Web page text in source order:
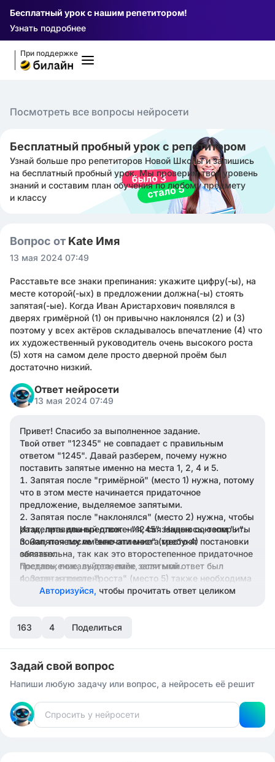
Бесплатный урок с нашим репетитором!
Узнать подробнее
При поддержке
Посмотреть все вопросы нейросети
Бесплатный пробный урок с репетитором
Узнай больше про репетиторов Новой Школы и запишись
на бесплатный пробный урок. Мы проверим твой уровень
знаний и составим план обучения по любому предмету
и классу
Вопрос от Kate Имя
13 мая 2024 07:49
Расставьте все знаки препинания: укажите цифру(-ы), на
месте которой(-ых) в предложении должна(-ы) стоять
запятая(-ые). Когда Иван Аристархович появлялся в
дверях гримёрной (1) он привычно наклонялся (2) и (3)
поэтому у всех актёров складывалось впечатление (4) что
их художественный руководитель очень высокого роста
(5) хотя на самом деле просто дверной проём был
достаточно низкий.
Ответ нейросети
13 мая 2024 07:49
Привет! Спасибо за выполненное задание.
Твой ответ "12345" не совпадает с правильным
ответом "1245". Давай разберем, почему нужно
поставить запятые именно на места 1, 2, 4 и 5.
Запятая после "гримёрной" (место 1) нужна, потому
что в этом месте начинается придаточное
предложение, выделяемое запятыми.
Запятая после "наклонялся" (место 2) нужна, чтобы
разделить два предложения, связанных союзом "и".
Запятая после "впечатление" (место 4)
обязательна, так как это второстепенное придаточное
предложение, выделяемое запятыми.
Запятая после "роста" (место 5) также необходима
для выделения придаточного предложения.
Итак, правильный ответ - "1245". Надеюсь, теперь ты
понял, почему именно эти места требуют постановки
запятых.
Поставь, пожалуйста, лайк, если мой ответ был
полезен и понятен!
Авторизуйся, чтобы прочитать ответ целиком
163 4 Поделиться
Задай свой вопрос
Напиши любую задачу или вопрос, а нейросеть её решит